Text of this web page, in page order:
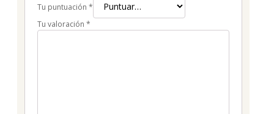
Tu puntuación *
Tu valoración *